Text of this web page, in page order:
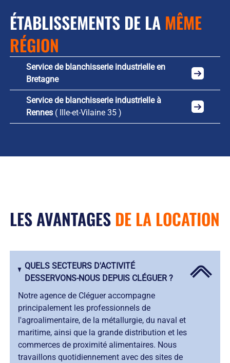
ÉTABLISSEMENTS DE LAMÊME
RÉGION
Service de blanchisserie industrielle en
Bretagne
Service de blanchisserie industrielle à
Rennes( Ille-et-Vilaine 35 )
LES AVANTAGES DE LA LOCATION
QUELS SECTEURS D'ACTIVITÉ
DESSERVONS-NOUS DEPUIS CLÉGUER ?
Notre agence de Cléguer accompagne
principalement les professionnels de
l'agroalimentaire, de la métallurgie, du naval et
maritime, ainsi que la grande distribution et les
commerces de proximité alimentaires. Nous
travaillons quotidiennement avec des sites de